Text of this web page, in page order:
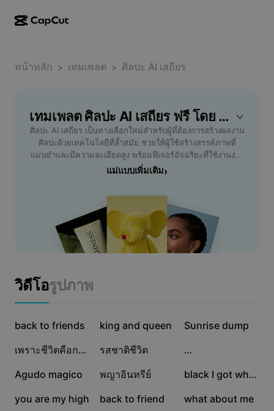
CapCut บนเดสก์ท็อป
CapCut Pad
CapCut บนมือถือ
สตูดิโอวิดีโอ
ตัวสร้างวิดีโอ AI
เครื่องมือสร้างรูปภาพ AI
Dreamina Seedance 2.5
Nano Banana Pro
เครื่องมือสร้างและแก้ไขวิดีโอ
เครื่องมือสร้างและแก้ไขรูปภาพ
เครื่องมือสร้างและแก้ไขเสียงพูด
กรณีการใช้งาน
การตลาด
แม่แบบโซเชียลมีเดีย
อื่นๆ
แม่แบบเอฟเฟกต์
แม่แบบธุรกิจ
แม่แบบอุตสาหกรรม
แม่แบบรีแคป
โครงการริเริ่ม
พันธมิตร
โปรแกรมพันธมิตรเพื่อการสร้างสรรค์
โปรแกรม CapCut Creative Campus
ศูนย์ความเชื่อถือ
ศูนย์ช่วยเหลือ
เกี่ยวกับเงื่อนไขการใช้บริการของ CapCut
หน้าหลัก > เทมเพลต > ศิลปะ AI เสถียร
เทมเพลต ศิลปะ AI เสถียร ฟรี โดย CapCut
ศิลปะ AI เสถียร เป็นทางเลือกใหม่สำหรับผู้ที่ต้องการสร้างผลงาน
ศิลปะด้วยเทคโนโลยีที่ล้ำสมัย ช่วยให้ผู้ใช้สร้างสรรค์ภาพที่
แม่นยำและมีความละเอียดสูง พร้อมฟีเจอร์อัจฉริยะที่ใช้งานง่าย
เหมาะสำหรับนักออกแบบ ผู้สร้างสรรค์คอนเทนต์ และผู้ที่
ต้องการ และมีเครื่องมือปรับปรุงสีสันให้โดดเด่น พัฒนาผลงาน
ของคุณอย่างมีเอกลักษณ์ด้วยการใช้เทคโนโลยี AI ที่เชื่อถือได้
และเสถียร รองรับการใช้งานทั้งบนคอมพิวเตอร์และมือถือ สร้าง
แรงบันดาลใจใหม่ ๆ ให้กับโปรเจกต์ศิลปะของคุณได้ทุกวัน เลือก
ใช้ ศิลปะ AI เสถียร จาก CapCut - AI Tools เพื่อก้าวสู่การเป็น
แม่แบบเพิ่มเติม›
วิดีโอรูปภาพ
154.7K
back to friends 62.2K
king and queen 55.5K
Sunrise dump
45.2K เพราะชีวิตคือการต่อสู้ 43.3K
รสชาติชีวิต …
20.2K
Agudo magico 18.7K
พญาอินทรีย์ 15.5K black I got white
6.1K
you are my high 5.2K
back to friend 2.5K
what about me